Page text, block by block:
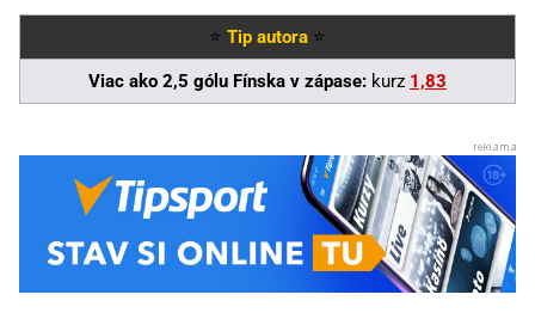
⭐ Tip autora ⭐
Viac ako 2,5 gólu Fínska v zápase: kurz 1,83